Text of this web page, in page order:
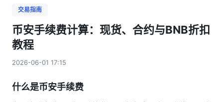
交易指南
币安手续费计算：现货、合约与BNB折扣
教程
2026-06-01 17:15
什么是币安手续费